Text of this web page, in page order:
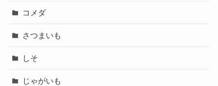
コメダ
さつまいも
しそ
じゃがいも